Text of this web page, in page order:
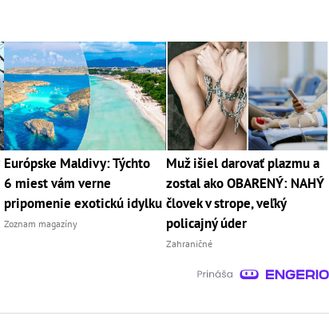
Európske Maldivy: Týchto
6 miest vám verne
pripomenie exotickú idylku
Zoznam magazíny
Muž išiel darovať plazmu a
zostal ako OBARENÝ: NAHÝ
človek v strope, veľký
policajný úder
Zahraničné